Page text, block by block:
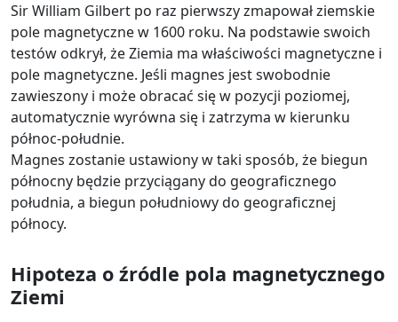
Sir William Gilbert po raz pierwszy zmapował ziemskie
pole magnetyczne w 1600 roku. Na podstawie swoich
testów odkrył, że Ziemia ma właściwości magnetyczne i
pole magnetyczne. Jeśli magnes jest swobodnie
zawieszony i może obracać się w pozycji poziomej,
automatycznie wyrówna się i zatrzyma w kierunku
północ-południe.
Magnes zostanie ustawiony w taki sposób, że biegun
północny będzie przyciągany do geograficznego
południa, a biegun południowy do geograficznej
północy.
Hipoteza o źródle pola magnetycznego
Ziemi